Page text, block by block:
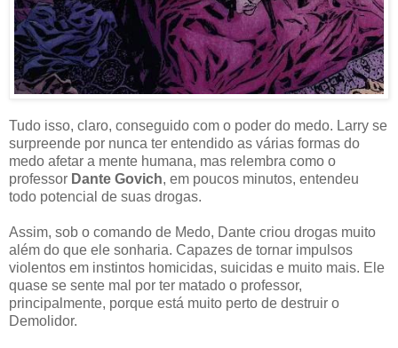
Tudo isso, claro, conseguido com o poder do medo. Larry se
surpreende por nunca ter entendido as várias formas do
medo afetar a mente humana, mas relembra como o
professor Dante Govich, em poucos minutos, entendeu
todo potencial de suas drogas.
Assim, sob o comando de Medo, Dante criou drogas muito
além do que ele sonharia. Capazes de tornar impulsos
violentos em instintos homicidas, suicidas e muito mais. Ele
quase se sente mal por ter matado o professor,
principalmente, porque está muito perto de destruir o
Demolidor.